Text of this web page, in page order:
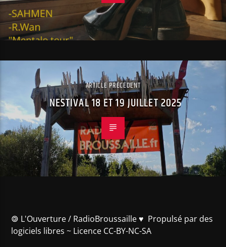
ARTICLE PRÉCÉDENT
NESTIVAL 18 ET 19 JUILLET 2025
🄯 L'Ouverture / RadioBroussaille ♥️ Propulsé par des
logiciels libres ~ Licence CC-BY-NC-SA